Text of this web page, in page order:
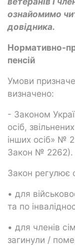
ознайомимо
довідника.
Нормативно-
пенсій
Умови
визначено:
- Законом
осіб,
інших осіб» №
Закон № 2262).
Закон регулює
• для
та по
• для членів
загинули /